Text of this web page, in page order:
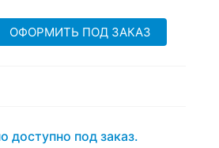
ОФОРМИТЬ ПОД ЗАКАЗ
доступно под заказ.